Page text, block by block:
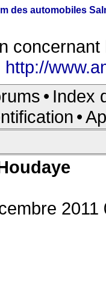
des automobiles
http://
• Index
•
2011